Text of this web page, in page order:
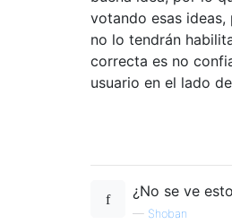
votando esas ideas,
no lo tendrán
correcta es no
usuario en el lado
¿No se ve
— Shoban